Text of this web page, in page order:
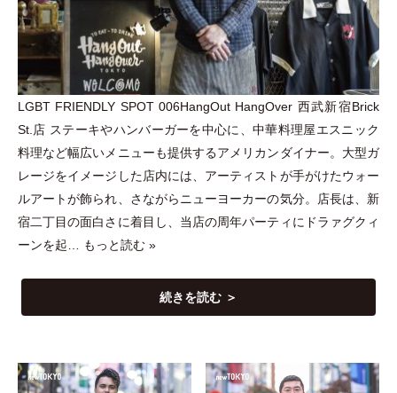
LGBT FRIENDLY SPOT 006HangOut HangOver 西武新宿Brick
St.店 ステーキやハンバーガーを中心に、中華料理屋エスニック
料理など幅広いメニューも提供するアメリカンダイナー。大型ガ
レージをイメージした店内には、アーティストが手がけたウォー
ルアートが飾られ、さながらニューヨーカーの気分。店長は、新
宿二丁目の面白さに着目し、当店の周年パーティにドラァグクィ
ーンを起…
もっと読む »
続きを読む ＞